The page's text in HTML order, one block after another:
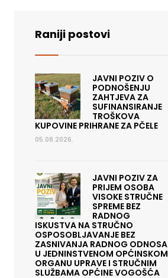
Raniji postovi
JAVNI POZIV O
PODNOŠENJU
ZAHTJEVA ZA
SUFINANSIRANJE
TROŠKOVA
KUPOVINE PRIHRANE ZA PČELE
05.08.2026.
JAVNI POZIV ZA
PRIJEM OSOBA
VISOKE STRUČNE
SPREME BEZ
RADNOG
ISKUSTVA NA STRUČNO
OSPOSOBLJAVANJE BEZ
ZASNIVANJA RADNOG ODNOSA
U JEDNINSTVENOM OPĆINSKOM
ORGANU UPRAVE I STRUČNIM
SLUŽBAMA OPĆINE VOGOŠĆA